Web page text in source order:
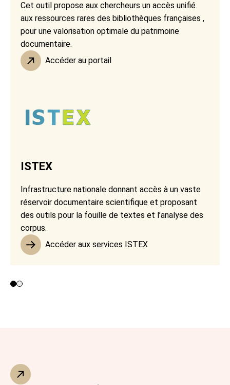
Cet outil propose aux chercheurs un accès unifié
aux ressources rares des bibliothèques françaises ,
pour une valorisation optimale du patrimoine
documentaire.
Accéder au portail
ISTEX
Infrastructure nationale donnant accès à un vaste
réservoir documentaire scientifique et proposant
des outils pour la fouille de textes et l’analyse des
corpus.
Accéder aux services ISTEX
Contributeurs 1 et 2
Contributeur 3